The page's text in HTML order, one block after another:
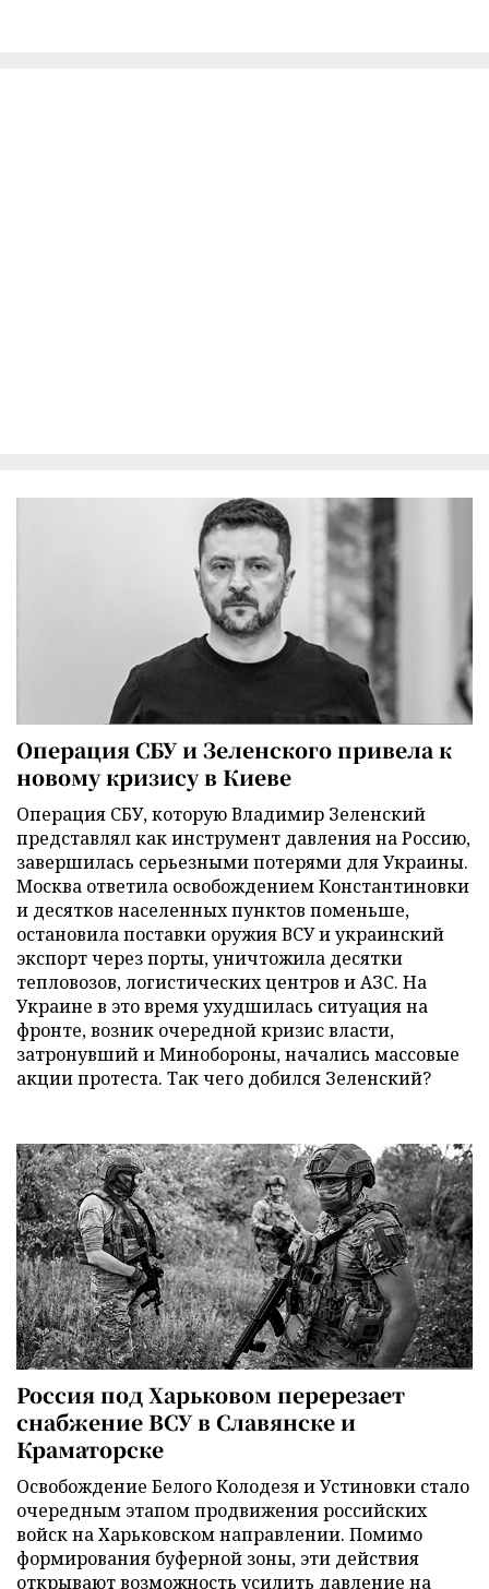
Операция СБУ и Зеленского привела к
новому кризису в Киеве
Операция СБУ, которую Владимир Зеленский
представлял как инструмент давления на Россию,
завершилась серьезными потерями для Украины.
Москва ответила освобождением Константиновки
и десятков населенных пунктов поменьше,
остановила поставки оружия ВСУ и украинский
экспорт через порты, уничтожила десятки
тепловозов, логистических центров и АЗС. На
Украине в это время ухудшилась ситуация на
фронте, возник очередной кризис власти,
затронувший и Минобороны, начались массовые
акции протеста. Так чего добился Зеленский?
Россия под Харьковом перерезает
снабжение ВСУ в Славянске и
Краматорске
Освобождение Белого Колодезя и Устиновки стало
очередным этапом продвижения российских
войск на Харьковском направлении. Помимо
формирования буферной зоны, эти действия
открывают возможность усилить давление на